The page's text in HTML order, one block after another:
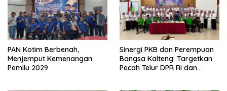
PAN Kotim Berbenah,
Menjemput Kemenangan
Pemilu 2029
Sinergi PKB dan Perempuan
Bangsa Kalteng: Targetkan
Pecah Telur DPR RI dan